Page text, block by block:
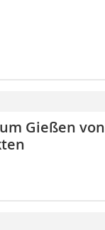
Gießen von